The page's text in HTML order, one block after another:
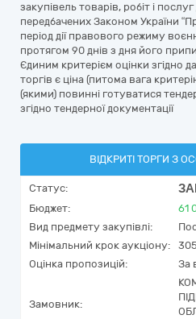
закупівель товарів, робіт і
передбачених Законом України
період дії правового режиму
протягом 90 днів з дня його
Єдиним критерієм оцінки згідно
торгів є ціна (питома вага
(якими) повинні готуватися
згідно тендерної документації
ВІДКРИТІ ТОРГИ З
Статус:
Бюджет: 61
Вид предмету закупівлі:
Мінімальний крок аукціону:
Оцінка пропозицій:
За
Замовник: